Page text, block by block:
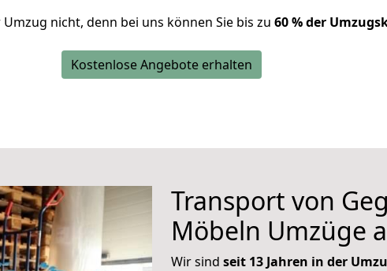
nicht, denn bei uns können Sie bis zu 60 % der
Kostenlose Angebote erhalten
Transport von
Möbeln Umzüge
Wir sind seit 13 Jahren in der